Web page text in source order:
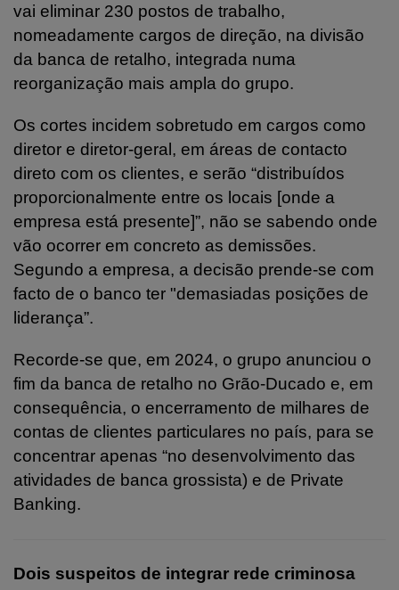
vai eliminar 230 postos de trabalho,
nomeadamente cargos de direção, na divisão
da banca de retalho, integrada numa
reorganização mais ampla do grupo.
Os cortes incidem sobretudo em cargos como
diretor e diretor-geral, em áreas de contacto
direto com os clientes, e serão “distribuídos
proporcionalmente entre os locais [onde a
empresa está presente]”, não se sabendo onde
vão ocorrer em concreto as demissões.
Segundo a empresa, a decisão prende-se com
facto de o banco ter "demasiadas posições de
liderança”.
Recorde-se que, em 2024, o grupo anunciou o
fim da banca de retalho no Grão-Ducado e, em
consequência, o encerramento de milhares de
contas de clientes particulares no país, para se
concentrar apenas “no desenvolvimento das
atividades de banca grossista) e de Private
Banking.
Dois suspeitos de integrar rede criminosa